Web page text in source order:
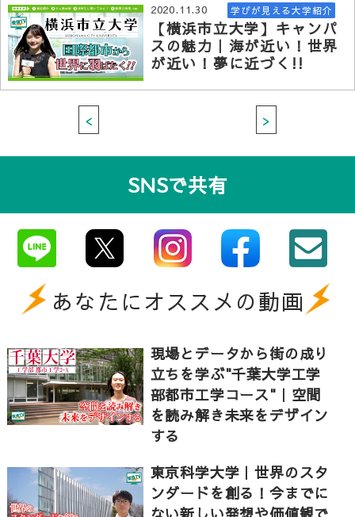
2020.11.30 学びが見える大学紹介
【横浜市立大学】キャンパ
スの魅力｜海が近い！世界
が近い！夢に近づく!!
< >
SNSで共有
あなたにオススメの動画
現場とデータから街の成り
立ちを学ぶ"千葉大学工学
部都市工学コース"｜空間
を読み解き未来をデザイン
する
東京科学大学｜世界のスタ
ンダードを創る！今までに